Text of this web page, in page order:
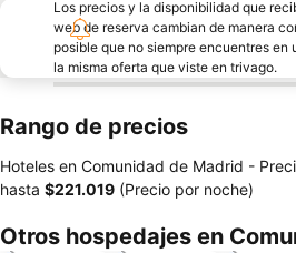
Los precios y la disponibilidad que
web de reserva cambian de manera
posible que no siempre encuentres en
la misma oferta que viste en trivago.
Rango de precios
Hoteles en Comunidad de Madrid -
hasta ‎$221.019 (Precio por noche)
Otros hospedajes en